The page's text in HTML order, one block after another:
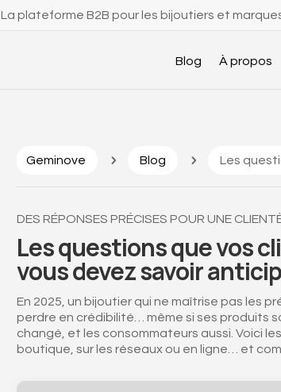
La plateforme B2B pour les bijoutiers et
Blog À propos
‎ ‎Geminove 5 Blog 5 Les
DES RÉPONSES PRÉCISES POUR UNE
Les questions que vos
vous devez savoir
En 2025, un bijoutier qui ne maîtrise pas les
perdre en crédibilité… même si ses produits
changé, et les consommateurs aussi. Voici
boutique, sur les réseaux ou en ligne… et